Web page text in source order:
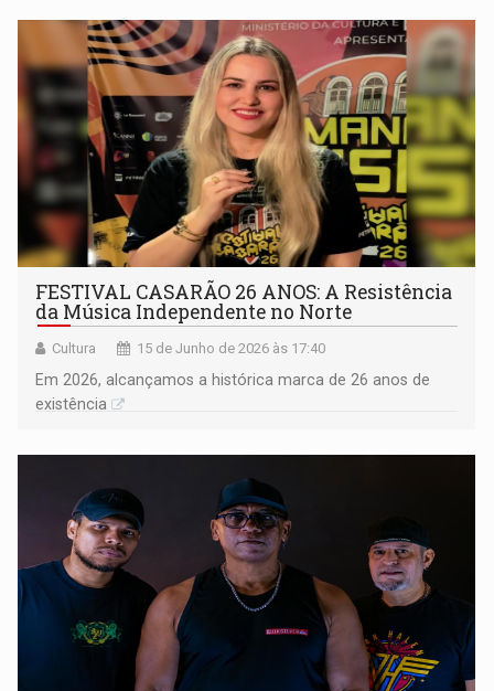
FESTIVAL CASARÃO 26 ANOS: A Resistência
da Música Independente no Norte
Cultura 15 de Junho de 2026 às 17:40
Em 2026, alcançamos a histórica marca de 26 anos de
existência